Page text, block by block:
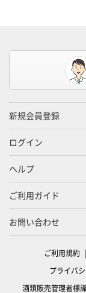
新規会員登録
ログイン
ヘルプ
ご利用ガイド
お問い合わせ
ご利用規約
プライバ
酒類販売管理者標